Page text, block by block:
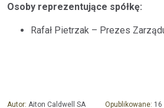
Osoby reprezentujące spółkę:
Rafał Pietrzak – Prezes
Autor: Aiton Caldwell SA Opublikowane: 16